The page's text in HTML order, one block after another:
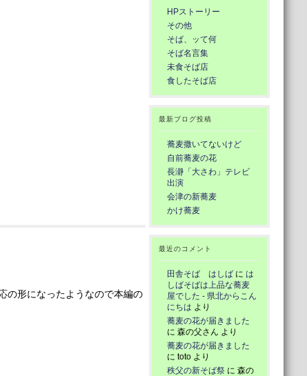
の形になったようなので本編の
HPストーリー
その他
そば、ッて何
そば名言集
未食そば店
食したそば店
最新ブログ投稿
蕎麦撒いてないけど
自前蕎麦の花
長瀞「大さわ」テレビ
出演
会津の新蕎麦
かけ蕎麦
最近のコメント
田舎そば はしばに は
しばそばは上品な蕎麦
屋でした - 県北からこん
にちは より
蕎麦の花が届きました
に 森の父さん より
蕎麦の花が届きました
に totoより
秩父の新そば祭に 森の